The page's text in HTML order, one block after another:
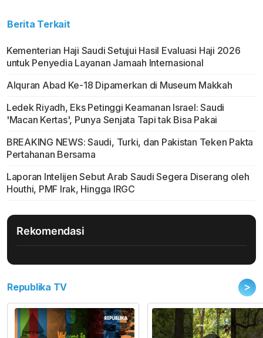
Berita Terkait
Kementerian Haji Saudi Setujui Hasil Evaluasi Haji 2026
untuk Penyedia Layanan Jamaah Internasional
Alquran Abad Ke-18 Dipamerkan di Museum Makkah
Ledek Riyadh, Eks Petinggi Keamanan Israel: Saudi
'Macan Kertas', Punya Senjata Tapi tak Bisa Pakai
BREAKING NEWS: Saudi, Turki, dan Pakistan Teken Pakta
Pertahanan Bersama
Laporan Intelijen Sebut Arab Saudi Segera Diserang oleh
Houthi, PMF Irak, Hingga IRGC
Rekomendasi
Republika TV >